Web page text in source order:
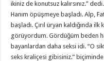
ikiniz de konutsuz kalırsınız.”
Hanım öpüşmeye başladı. Alp,
başladı. Çırıl üryan kaldığında
görüyordum. Gördüğüm beden
bayanlardan daha seksi idi. “O
seks kraliçesi gibisiniz.”